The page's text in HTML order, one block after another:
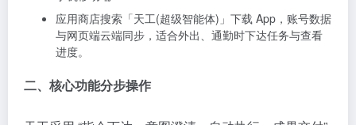
应用商店搜索「天工(超级智能体)」下载 App，账号数据
与网页端云端同步，适合外出、通勤时下达任务与查看
进度。
二、核心功能分步操作